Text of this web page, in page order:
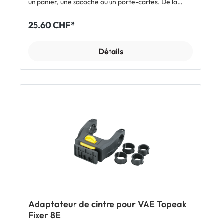
un panier, une sacoche ou un porte-cartes. De la
rapidement en appuyant sur le bouton rouge. Grâce
au système breveté de serrage par câble,
tourne pas, même avec une sacoche plus lourde. Le
système KLICKfix est présent sur de nombreuses
25.60 CHF*
Détails
Adaptateur de cintre pour VAE Topeak
Fixer 8E